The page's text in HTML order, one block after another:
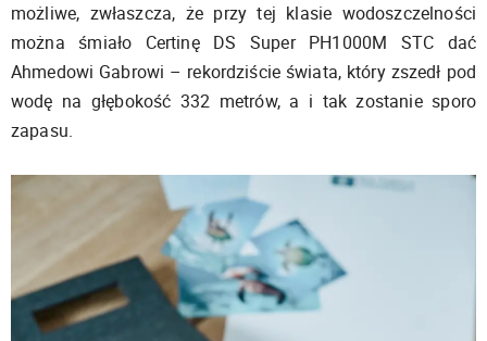
możliwe, zwłaszcza, że przy tej klasie wodoszczelności
można śmiało Certinę DS Super PH1000M STC dać
Ahmedowi Gabrowi – rekordziście świata, który zszedł pod
wodę na głębokość 332 metrów, a i tak zostanie sporo
zapasu.